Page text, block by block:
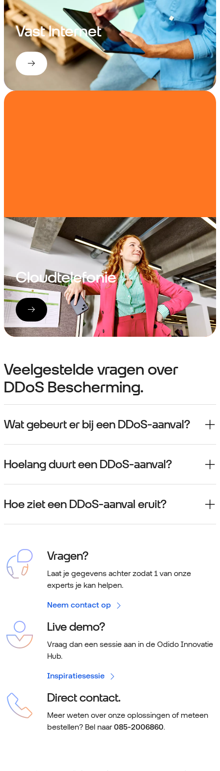
Vast Internet
Cloudtelefonie
Veelgestelde vragen over
DDoS Bescherming.
Wat gebeurt er bij een DDoS-aanval?
Hoelang duurt een DDoS-aanval?
Hoe ziet een DDoS-aanval eruit?
Vragen?
Laat je gegevens achter zodat 1 van onze
experts je kan helpen.
Neem contact op
Live demo?
Vraag dan een sessie aan in de Odido Innovatie
Hub.
Inspiratiesessie
Direct contact.
Meer weten over onze oplossingen of meteen
bestellen? Bel naar085-2006860.